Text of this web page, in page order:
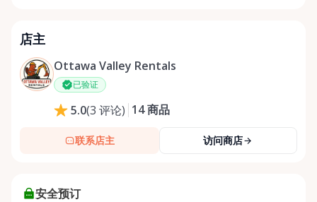
店主
Ottawa Valley Rentals
已验证
5.0(3 评论) 14商品
联系店主 访问商店
安全预订